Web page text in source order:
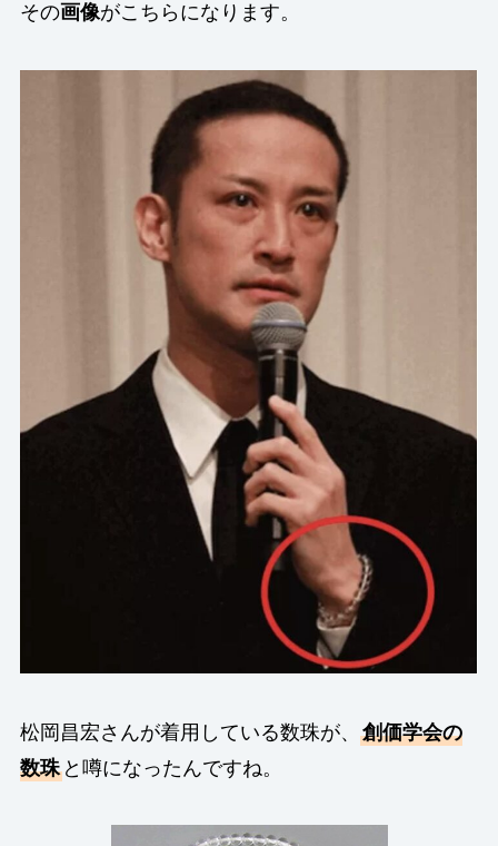
その画像がこちらになります。
松岡昌宏さんが着用している数珠が、 創価学会の
数珠と噂になったんですね。